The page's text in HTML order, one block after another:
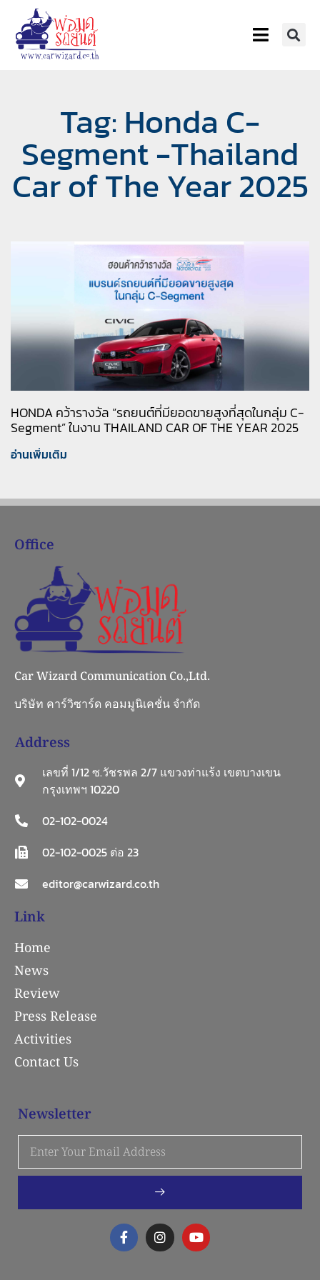
Tag: Honda C-
Segment -Thailand
Car of The Year 2025
HONDA คว้ารางวัล “รถยนต์ที่มียอดขายสูงที่สุดในกลุ่ม C-
Segment” ในงาน THAILAND CAR OF THE YEAR 2025
อ่านเพิ่มเติม
Office
Car Wizard Communication Co.,Ltd.
บริษัท คาร์วิซาร์ด คอมมูนิเคชั่น จำกัด
Address
เลขที่ 1/12 ซ.วัชรพล 2/7 แขวงท่าแร้ง เขตบางเขน
กรุงเทพฯ 10220
02-102-0024
02-102-0025 ต่อ 23
editor@carwizard.co.th
Link
Home
News
Review
Press Release
Activities
Contact Us
Newsletter